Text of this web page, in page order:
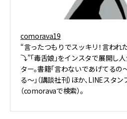
comorava19
“言ったつもりでスッキリ！言われ
⤵︎”「毒舌娘」をインスタで展開し
ター。書籍「言わないであげてる
る〜」（講談社刊）ほか、LINEスタ
（comoravaで検索）。